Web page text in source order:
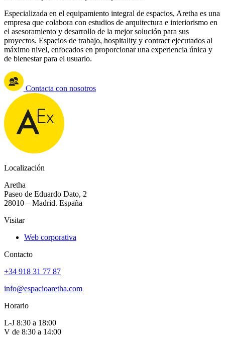
Especializada en el equipamiento integral de espacios, Aretha es una
empresa que colabora con estudios de arquitectura e interiorismo en
el asesoramiento y desarrollo de la mejor solución para sus
proyectos. Espacios de trabajo, hospitality y contract ejecutados al
máximo nivel, enfocados en proporcionar una experiencia única y
de bienestar para el usuario.
Contacta con nosotros
Localización
Aretha
Paseo de Eduardo Dato, 2
28010 – Madrid. España
Visitar
Web corporativa
Contacto
+34 918 31 77 87
info@espacioaretha.com
Horario
L-J 8:30 a 18:00
V de 8:30 a 14:00